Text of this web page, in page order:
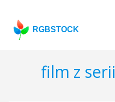
RGBSTOCK
film z